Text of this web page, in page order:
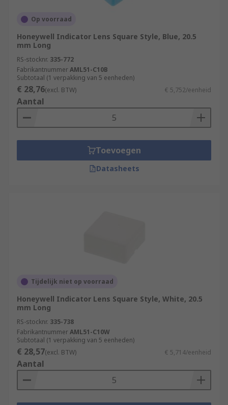
Op voorraad
Honeywell Indicator Lens Square Style, Blue, 20.5
mm Long
RS-stocknr. 335-772
FabrikantnummerAML51-C10B
Subtotaal (1 verpakking van 5 eenheden)
€ 28,76(excl. BTW) € 5,752/eenheid
Aantal
Toevoegen
Datasheets
Tijdelijk niet op voorraad
Honeywell Indicator Lens Square Style, White, 20.5
mm Long
RS-stocknr. 335-738
FabrikantnummerAML51-C10W
Subtotaal (1 verpakking van 5 eenheden)
€ 28,57(excl. BTW) € 5,714/eenheid
Aantal